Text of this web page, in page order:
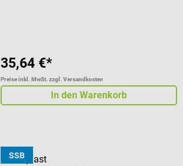
35,64 €*
Preise inkl. MwSt. zzgl. Versandkosten
In den Warenkorb
SSB
Leukoplast